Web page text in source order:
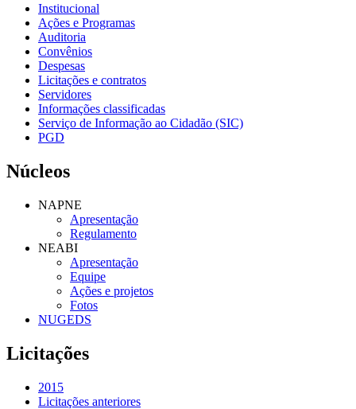
Institucional
Ações e Programas
Auditoria
Convênios
Despesas
Licitações e contratos
Servidores
Informações classificadas
Serviço de Informação ao Cidadão (SIC)
PGD
Núcleos
NAPNE
Apresentação
Regulamento
NEABI
Apresentação
Equipe
Ações e projetos
Fotos
NUGEDS
Licitações
2015
Licitações anteriores